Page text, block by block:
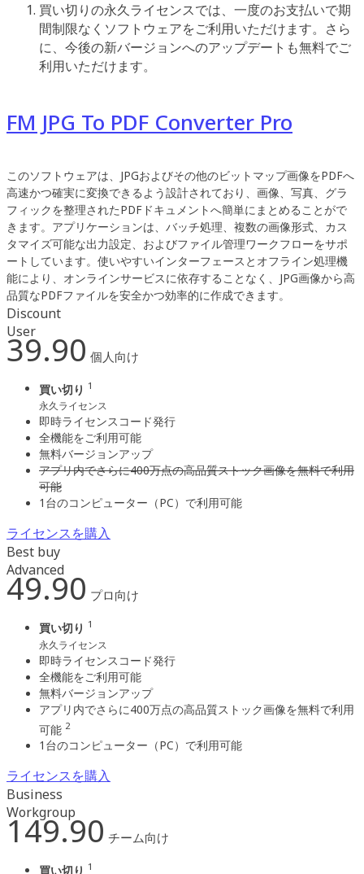
買い切りの永久ライセンスでは、一度のお支払いで期
間制限なくソフトウェアをご利用いただけます。さら
に、今後の新バージョンへのアップデートも無料でご
利用いただけます。
FM JPG To PDF Converter Pro
このソフトウェアは、JPGおよびその他のビットマップ画像をPDFへ
高速かつ確実に変換できるよう設計されており、画像、写真、グラ
フィックを整理されたPDFドキュメントへ簡単にまとめることがで
きます。アプリケーションは、バッチ処理、複数の画像形式、カス
タマイズ可能な出力設定、およびファイル管理ワークフローをサポ
ートしています。使いやすいインターフェースとオフライン処理機
能により、オンラインサービスに依存することなく、JPG画像から高
品質なPDFファイルを安全かつ効率的に作成できます。
Discount
User
39.90 個人向け
買い切り 1
永久ライセンス
即時ライセンスコード発行
全機能をご利用可能
無料バージョンアップ
アプリ内でさらに400万点の高品質ストック画像を無料で利用
可能
1台のコンピューター（PC）で利用可能
ライセンスを購入
Best buy
Advanced
49.90 プロ向け
買い切り 1
永久ライセンス
即時ライセンスコード発行
全機能をご利用可能
無料バージョンアップ
アプリ内でさらに400万点の高品質ストック画像を無料で利用
可能 2
1台のコンピューター（PC）で利用可能
ライセンスを購入
Business
Workgroup
149.90 チーム向け
買い切り 1